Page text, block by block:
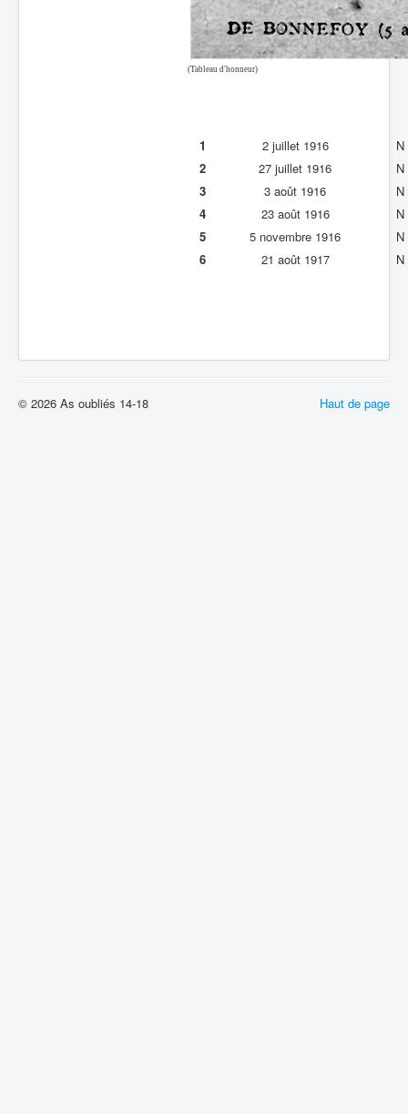
(Tableau d'honneur)
1 2 juillet 1916
N
2
27 juillet 1916
N
3
3 août 1916
N
4
23 août 1916
N
5
5 novembre 1916
N
6
21 août 1917 N
Haut de page
© 2026 As oubliés 14-18